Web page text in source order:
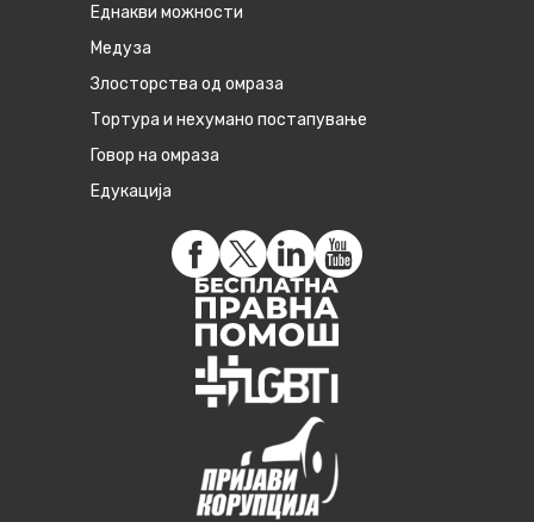
Eднакви можности
Медуза
Злосторства од омраза
Тортура и нехумано постапување
Говор на омраза
Едукација